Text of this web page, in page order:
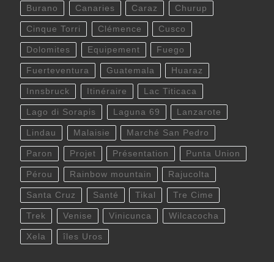
Burano Canaries Caraz Churup
Cinque Torri Clémence Cusco
Dolomites Equipement Fuego
Fuerteventura Guatemala Huaraz
Innsbruck Itinéraire Lac Titicaca
Lago di Sorapis Laguna 69 Lanzarote
Lindau Malaisie Marché San Pedro
Paron Projet Présentation Punta Union
Pérou Rainbow mountain Rajucolta
Santa Cruz Santé Tikal Tre Cime
Trek Venise Vinicunca Wilcacocha
Xela îles Uros